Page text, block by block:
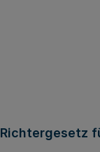
Richtergesetz